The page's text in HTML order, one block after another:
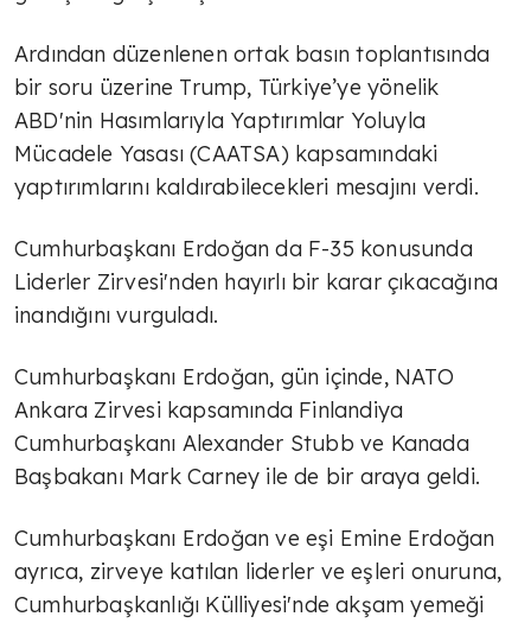
Ardından düzenlenen ortak basın toplantısında
bir soru üzerine Trump, Türkiye’ye yönelik
ABD'nin Hasımlarıyla Yaptırımlar Yoluyla
Mücadele Yasası (CAATSA) kapsamındaki
yaptırımlarını kaldırabilecekleri mesajını verdi.
Cumhurbaşkanı Erdoğan da F-35 konusunda
Liderler Zirvesi'nden hayırlı bir karar çıkacağına
inandığını vurguladı.
Cumhurbaşkanı Erdoğan, gün içinde, NATO
Ankara Zirvesi kapsamında Finlandiya
Cumhurbaşkanı Alexander Stubb ve Kanada
Başbakanı Mark Carney ile de bir araya geldi.
Cumhurbaşkanı Erdoğan ve eşi Emine Erdoğan
ayrıca, zirveye katılan liderler ve eşleri onuruna,
Cumhurbaşkanlığı Külliyesi'nde akşam yemeği